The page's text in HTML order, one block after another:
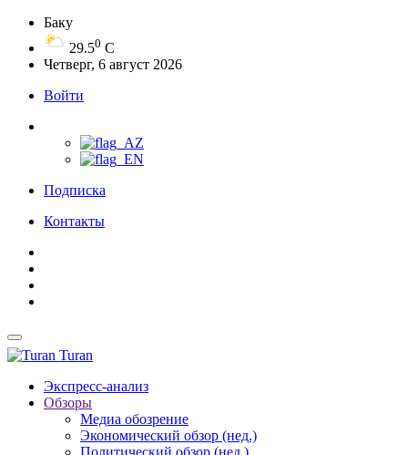
Баку
29.50 C
Четверг, 6 август 2026
Войти
Подписка
Контакты
Turan
Экспресс-анализ
Обзоры
Медиа обозрение
Экономический обзор (нед.)
Политический обзор (нед.)